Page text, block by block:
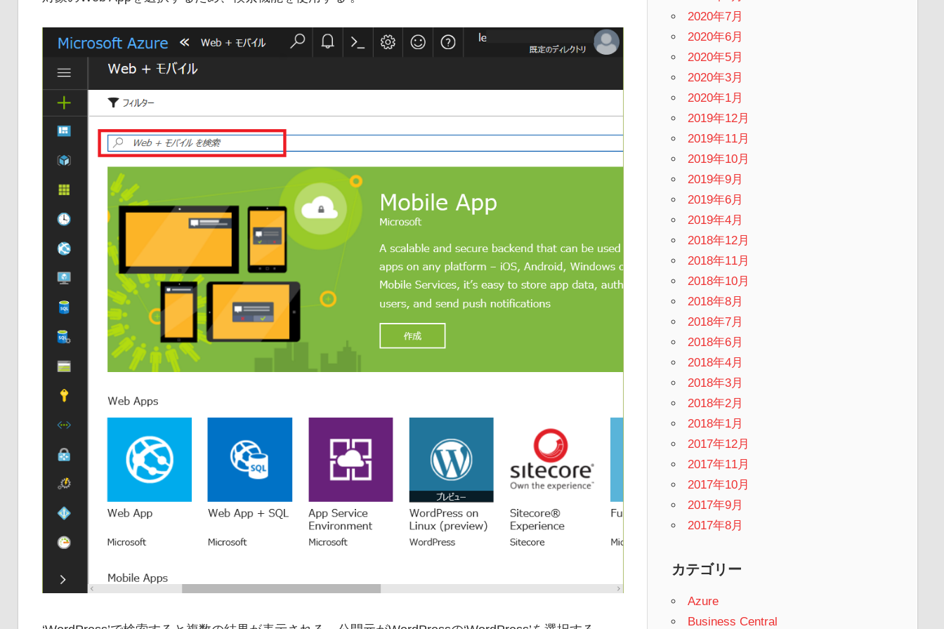
2020年7月
2020年6月
2020年5月
2020年3月
2020年1月
2019年12月
2019年11月
2019年10月
2019年9月
2019年6月
2019年4月
2018年12月
2018年11月
2018年10月
2018年8月
2018年7月
2018年6月
2018年4月
2018年3月
2018年2月
2018年1月
2017年12月
2017年11月
2017年10月
2017年9月
2017年8月
カテゴリー
Azure
Business Central